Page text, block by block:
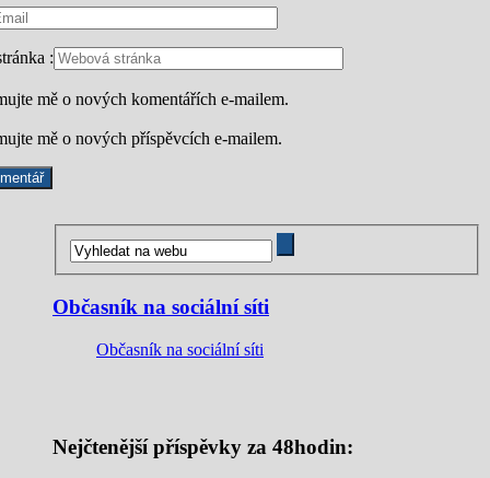
:
mě o nových komentářích e-mailem.
mě o nových příspěvcích e-mailem.
Občasník na sociální síti
Občasník na sociální síti
Nejčtenější příspěvky za 48hodin: